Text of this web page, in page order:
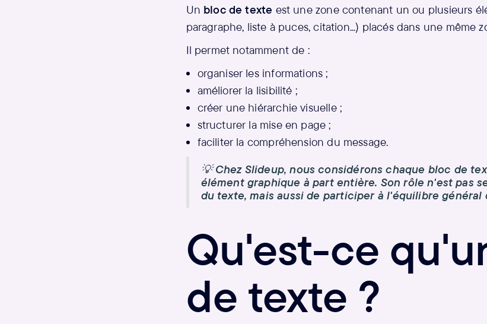
Un bloc de texte est une zone contenant un ou plusieurs
paragraphe, liste à puces, citation...) placés dans une même
Il permet notamment de :
organiser les informations ;
améliorer la lisibilité ;
créer une hiérarchie visuelle ;
structurer la mise en page ;
faciliter la compréhension du message.
💡Chez Slideup, nous considérons chaque bloc de
élément graphique à part entière. Son rôle n'est pas
du texte, mais aussi de participer à l'équilibre général
Qu'est-ce
de texte ?